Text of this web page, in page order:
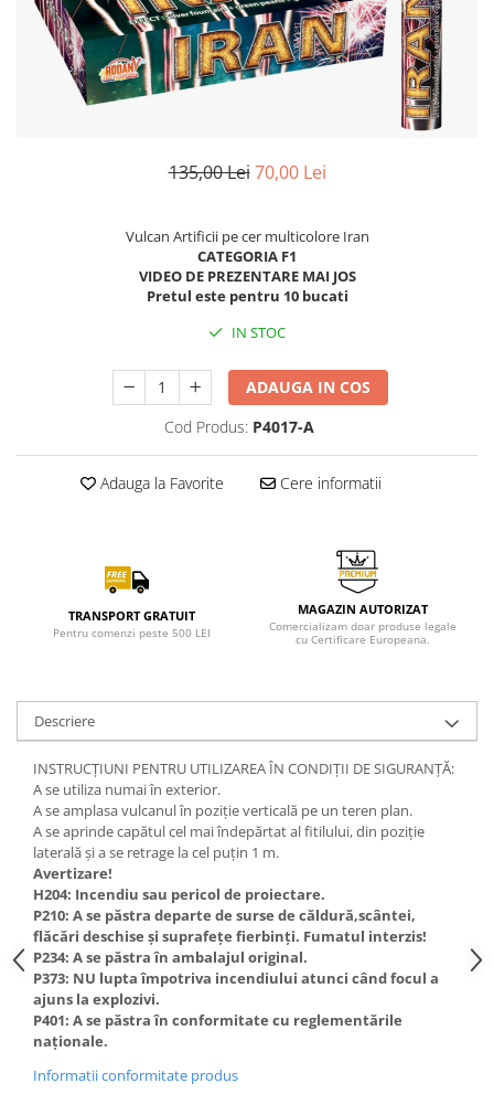
135,00 Lei 70,00 Lei
Vulcan Artificii pe cer multicolore Iran
CATEGORIA F1
VIDEO DE PREZENTARE MAI JOS
Pretul este pentru 10 bucati
IN STOC
ADAUGA IN COS
Cod Produs: P4017-A
Adauga la Favorite Cere informatii
TRANSPORT GRATUIT
Pentru comenzi peste 500 LEI
MAGAZIN AUTORIZAT
Comercializam doar produse legale
cu Certificare Europeana.
Descriere
INSTRUCȚIUNI PENTRU UTILIZAREA ÎN CONDIȚII DE SIGURANȚĂ:
A se utiliza numai în exterior.
A se amplasa vulcanul în poziție verticală pe un teren plan.
A se aprinde capătul cel mai îndepărtat al fitilului, din poziție
laterală și a se retrage la cel puțin 1 m.
Avertizare!
H204: Incendiu sau pericol de proiectare.
P210: A se păstra departe de surse de căldură,scântei,
flăcări deschise și suprafețe fierbinți. Fumatul interzis!
P234: A se păstra în ambalajul original.
P373: NU lupta împotriva incendiului atunci când focul a
ajuns la explozivi.
P401: A se păstra în conformitate cu reglementările
naționale.
Informatii conformitate produs